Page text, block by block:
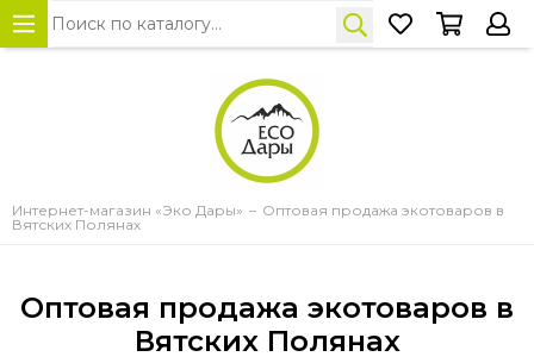
Интернет-магазин «Эко Дары»
Оптовая продажа экотоваров в
Вятских Полянах
Оптовая продажа экотоваров в
Вятских Полянах